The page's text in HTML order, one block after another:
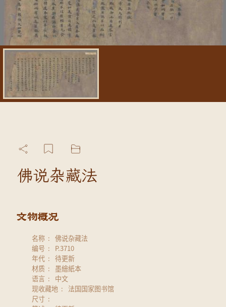
佛说杂藏法
名称
佛说杂藏法
编号
P.3710
年代
待更新
材质
墨繪紙本
语言
中文
现收藏地
法国国家图书馆
尺寸